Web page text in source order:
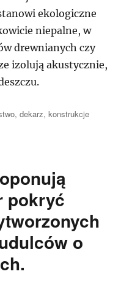
ekologiczne
niepalne, w
drewnianych czy
izolują akustycznie,
,dekarz,konstrukcje
pokryć
o